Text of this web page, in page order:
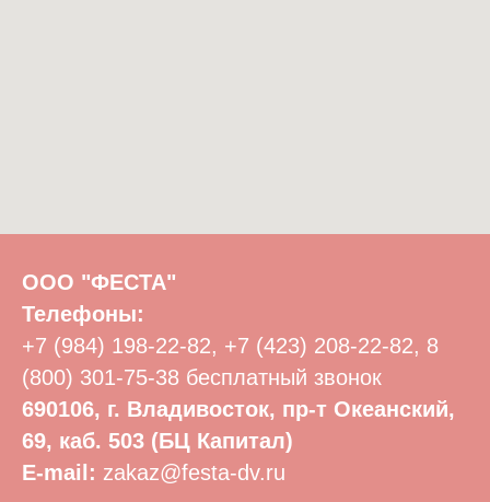
ООО "ФЕСТА"
Телефоны:
+7 (984) 198-22-82, +7 (423) 208-22-82, 8
(800) 301-75-38 бесплатный звонок
690106, г. Владивосток, пр-т Океанский,
69, каб. 503 (БЦ Капитал)
E-mail: zakaz@festa-dv.ru